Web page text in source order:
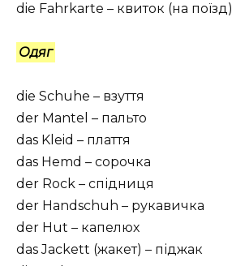
die Fahrkarte – квиток (на поїзд)
Одяг
die Schuhe – взуття
der Mantel – пальто
das Kleid – плаття
das Hemd – сорочка
der Rock – спідниця
der Handschuh – рукавичка
der Hut – капелюх
das Jackett (жакет) – піджак